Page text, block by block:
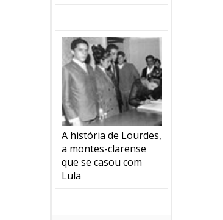
A história de Lourdes,
a montes-clarense
que se casou com
Lula